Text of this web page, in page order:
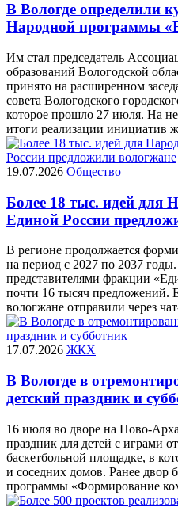
В Вологде определили
Народной программы
Им стал председатель
образований Вологодской
принято на расширенном
совета Вологодского
которое прошло 27 июля. На
итоги реализации инициатив
19.07.2026 Общество
Более 18 тыс. идей для
Единой России
В регионе продолжается
на период с 2027 по 2037
представителями фракции
почти 16 тысяч предложений.
вологжане отправили через
17.07.2026 ЖКХ
В Вологде в
детский праздник и
16 июля во дворе на Ново-
праздник для детей с играми
баскетбольной площадке, в
и соседних домов. Ранее двор
программы «Формирование